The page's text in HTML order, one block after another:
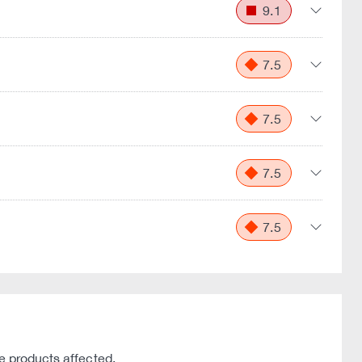
9.1
7.5
7.5
7.5
7.5
products affected.